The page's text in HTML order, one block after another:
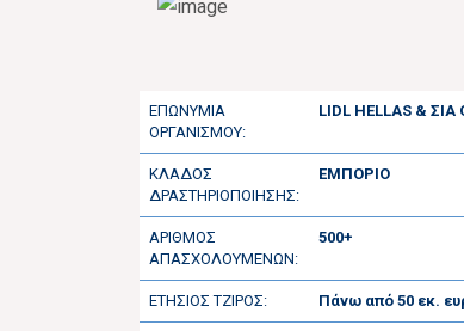
ΕΠΩΝΥΜΙΑ
ΟΡΓΑΝΙΣΜΟΥ:
LIDL HELLAS & ΣΙΑ
ΚΛΑΔΟΣ
ΔΡΑΣΤΗΡΙΟΠΟΙΗΣΗΣ:
ΕΜΠΟΡΙΟ
ΑΡΙΘΜΟΣ
ΑΠΑΣΧΟΛΟΥΜΕΝΩΝ:
500+
ΕΤΗΣΙΟΣ ΤΖΙΡΟΣ: Πάνω από 50 εκ.